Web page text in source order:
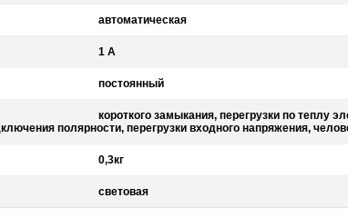
автоматическая
1 А
постоянный
короткого замыкания, перегрузки по теплу
полярности, перегрузки входного напряжения,
0,3кг
световая